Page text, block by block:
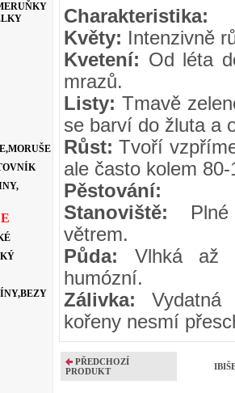
Charakteristika:
Květy: Intenzivně
Kvetení: Od léta
mrazů.
Listy: Tmavě
se barví do žluta a
Růst: Tvoří
ale často kolem
Pěstování:
Stanoviště:
větrem.
Půda: Vlhká až
humózní.
Zálivka: Vydatná
kořeny nesmí
PŘEDCHOZÍ
PRODUKT